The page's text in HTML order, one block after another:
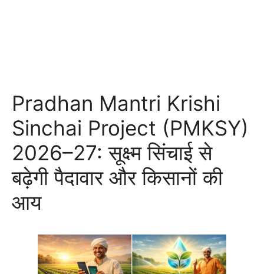
Pradhan Mantri Krishi
Sinchai Project (PMKSY)
2026–27: सूक्ष्म सिंचाई से
बढ़ेगी पैदावार और किसानों की
आय